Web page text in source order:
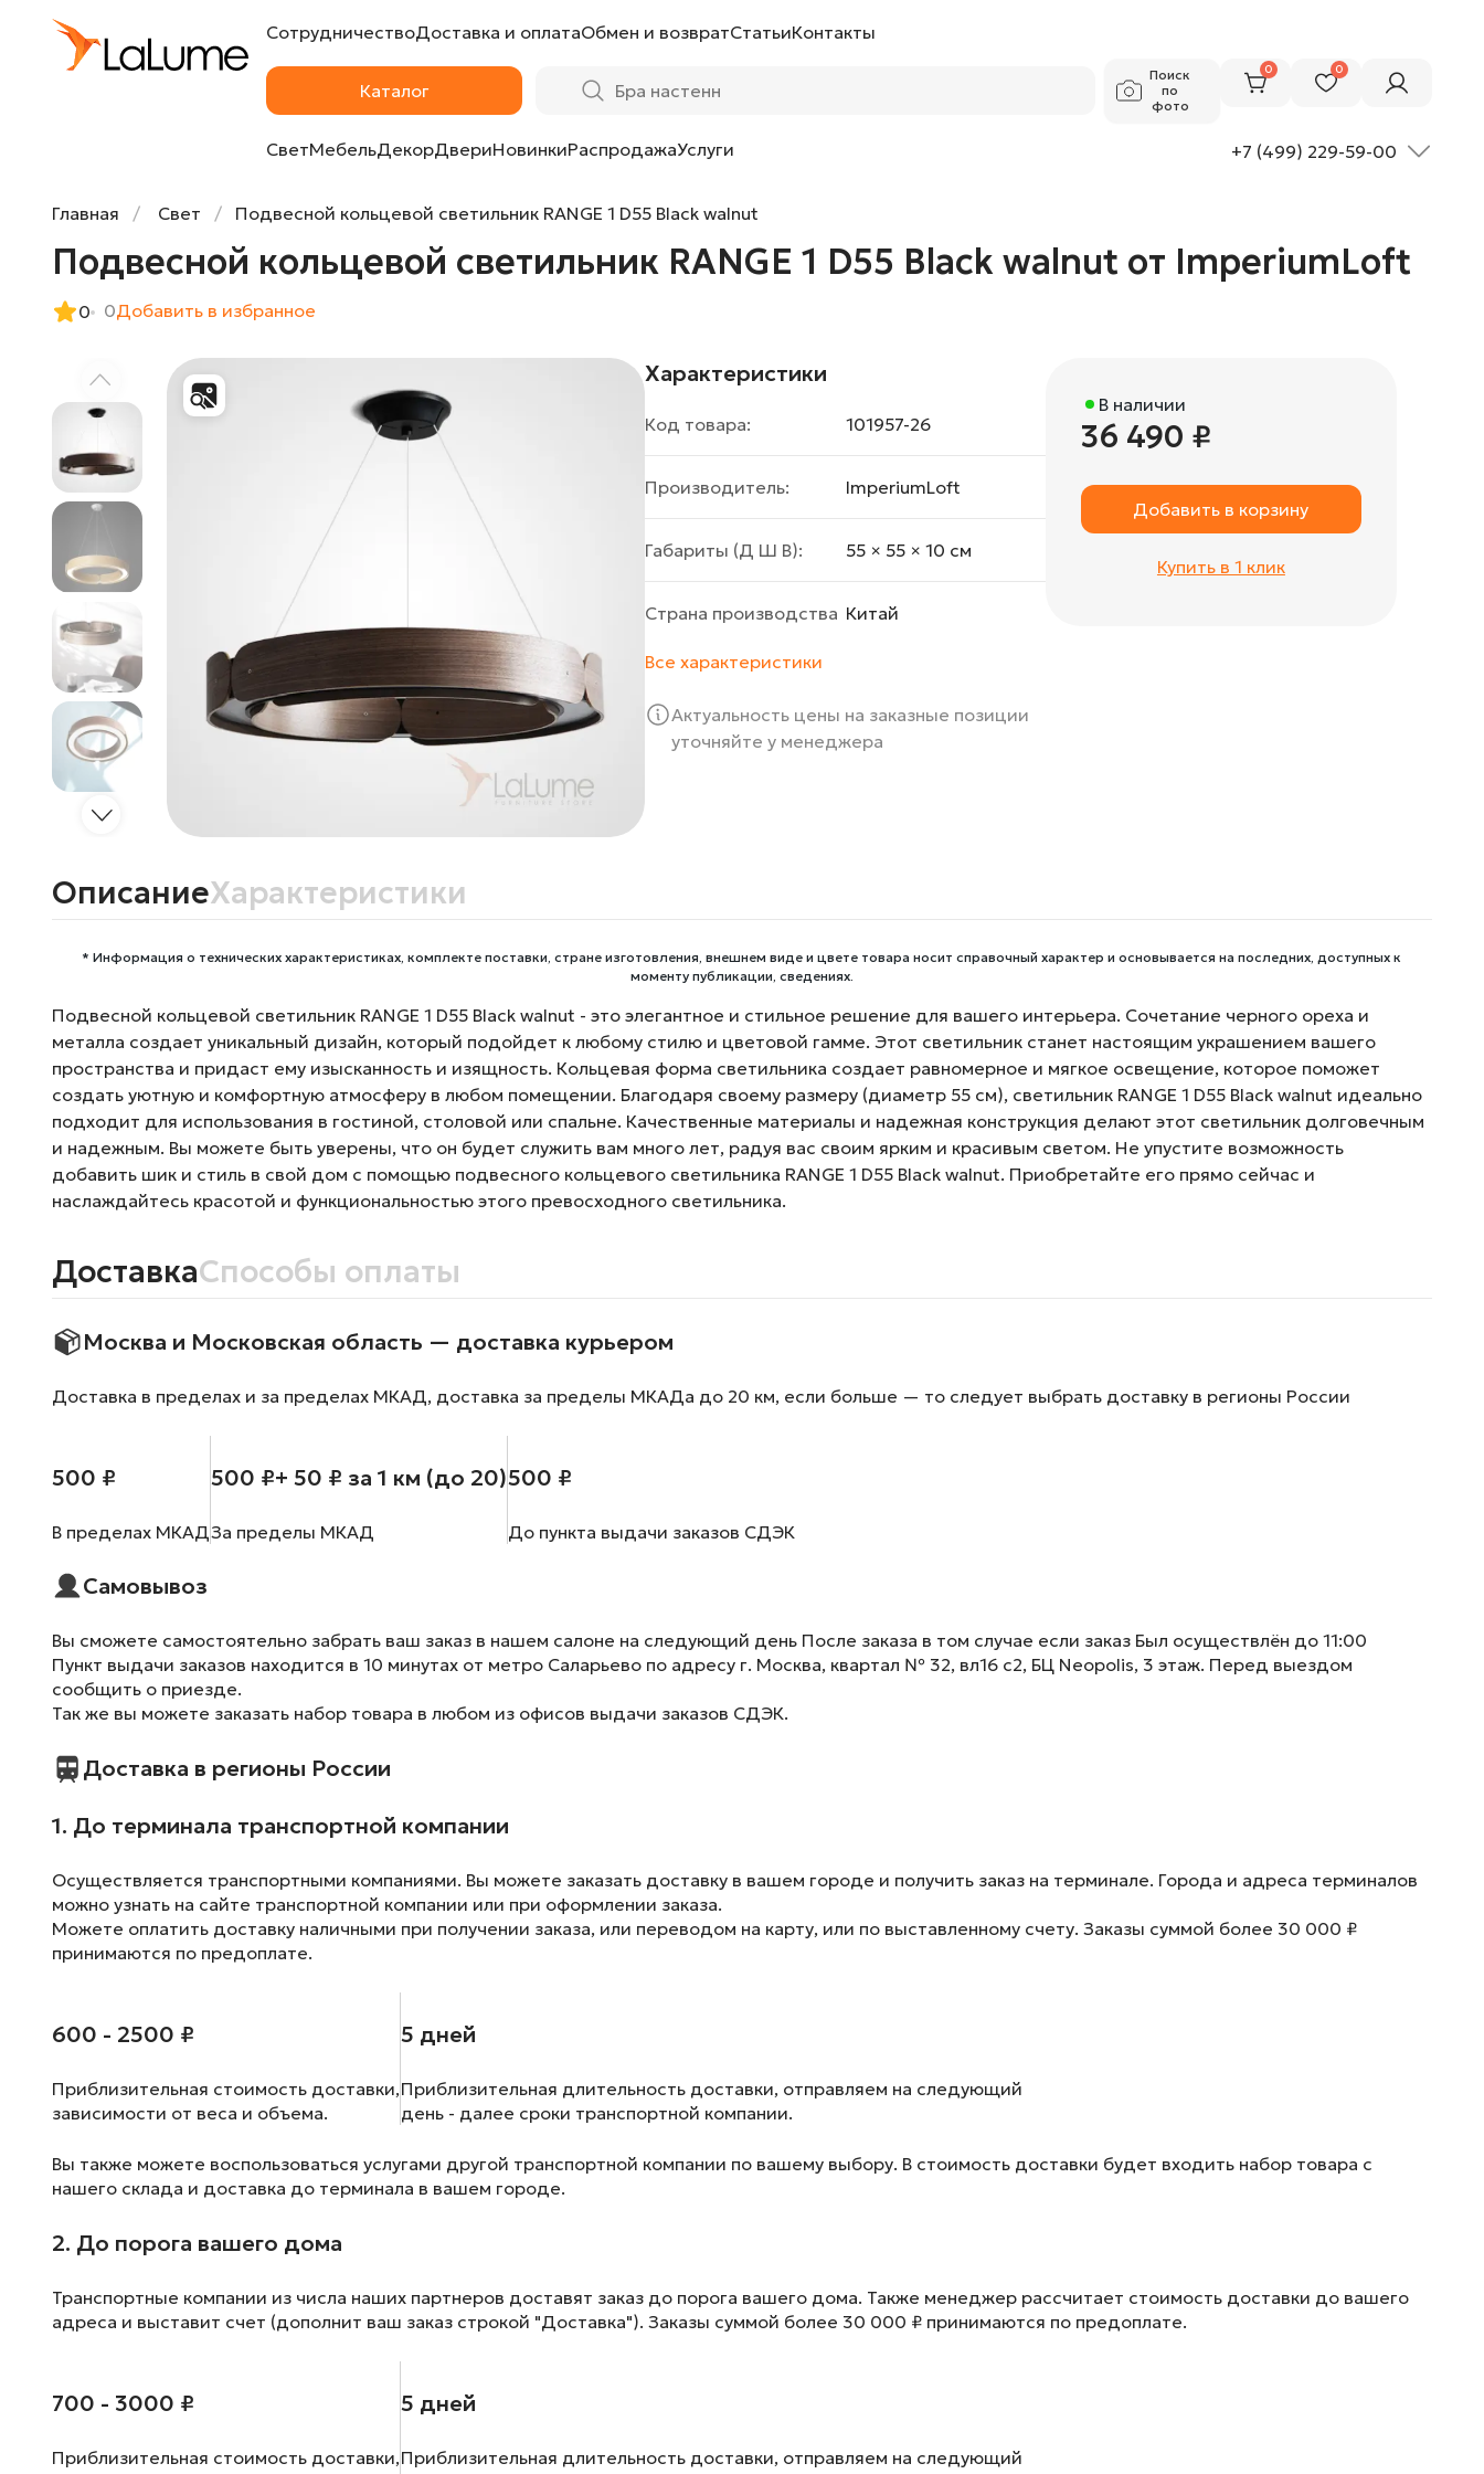
СотрудничествоДоставка и оплатаОбмен и возвратСтатьиКонтакты
Каталог
Поиск
по
фото
0 0
СветМебельДекорДвериНовинкиРаспродажаУслуги +7 (499) 229-59-00
Главная Свет Подвесной кольцевой светильник RANGE 1 D55 Black walnut
Подвесной кольцевой светильник RANGE 1 D55 Black walnut от ImperiumLoft
0 0Добавить в избранное
Характеристики
Код товара: 101957-26
Производитель: ImperiumLoft
Габариты (Д Ш В): 55 × 55 × 10 cм
Страна производства Китай
Все характеристики
Актуальность цены на заказные позиции
уточняйте у менеджера
В наличии
36 490 ₽
Добавить в корзину
Купить в 1 клик
ОписаниеХарактеристики
* Информация о технических характеристиках, комплекте поставки, стране изготовления, внешнем виде и цвете товара носит справочный характер и основывается на последних, доступных к
моменту публикации, сведениях.
Подвесной кольцевой светильник RANGE 1 D55 Black walnut - это элегантное и стильное решение для вашего интерьера. Сочетание черного ореха и
металла создает уникальный дизайн, который подойдет к любому стилю и цветовой гамме. Этот светильник станет настоящим украшением вашего
пространства и придаст ему изысканность и изящность. Кольцевая форма светильника создает равномерное и мягкое освещение, которое поможет
создать уютную и комфортную атмосферу в любом помещении. Благодаря своему размеру (диаметр 55 см), светильник RANGE 1 D55 Black walnut идеально
подходит для использования в гостиной, столовой или спальне. Качественные материалы и надежная конструкция делают этот светильник долговечным
и надежным. Вы можете быть уверены, что он будет служить вам много лет, радуя вас своим ярким и красивым светом. Не упустите возможность
добавить шик и стиль в свой дом с помощью подвесного кольцевого светильника RANGE 1 D55 Black walnut. Приобретайте его прямо сейчас и
наслаждайтесь красотой и функциональностью этого превосходного светильника.
ДоставкаСпособы оплаты
Москва и Московская область — доставка курьером
Доставка в пределах и за пределах МКАД, доставка за пределы МКАДа до 20 км, если больше — то следует выбрать доставку в регионы России
500 ₽
В пределах МКАД
500 ₽+ 50 ₽ за 1 км (до 20)
За пределы МКАД
500 ₽
До пункта выдачи заказов СДЭК
Самовывоз
Вы сможете самостоятельно забрать ваш заказ в нашем салоне на следующий день После заказа в том случае если заказ Был осуществлён до 11:00
Пункт выдачи заказов находится в 10 минутах от метро Саларьево по адресу г. Москва, квартал № 32, вл16 с2, БЦ Neopolis, 3 этаж. Перед выездом
сообщить о приезде.
Так же вы можете заказать набор товара в любом из офисов выдачи заказов СДЭК.
Доставка в регионы России
1. До терминала транспортной компании
Осуществляется транспортными компаниями. Вы можете заказать доставку в вашем городе и получить заказ на терминале. Города и адреса терминалов
можно узнать на сайте транспортной компании или при оформлении заказа.
Можете оплатить доставку наличными при получении заказа, или переводом на карту, или по выставленному счету. Заказы суммой более 30 000 ₽
принимаются по предоплате.
600 - 2500 ₽
Приблизительная стоимость доставки,
зависимости от веса и объема.
5 дней
Приблизительная длительность доставки, отправляем на следующий
день - далее сроки транспортной компании.
Вы также можете воспользоваться услугами другой транспортной компании по вашему выбору. В стоимость доставки будет входить набор товара с
нашего склада и доставка до терминала в вашем городе.
2. До порога вашего дома
Транспортные компании из числа наших партнеров доставят заказ до порога вашего дома. Также менеджер рассчитает стоимость доставки до вашего
адреса и выставит счет (дополнит ваш заказ строкой "Доставка"). Заказы суммой более 30 000 ₽ принимаются по предоплате.
700 - 3000 ₽
Приблизительная стоимость доставки,
5 дней
Приблизительная длительность доставки, отправляем на следующий
Подвесной кольцевой светильник RANGE 1 D55 Black walnut от ImperiumLoft